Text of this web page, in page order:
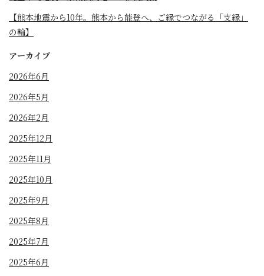
【熊本地震から10年。熊本から能登へ、ご縁でつながる「支縁」
の輪】
アーカイブ
2026年6月
2026年5月
2026年2月
2025年12月
2025年11月
2025年10月
2025年9月
2025年8月
2025年7月
2025年6月